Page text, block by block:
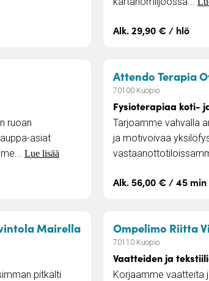
Alk. 29,90 € / hlö
Kaupat Nouto
ruoan
asiat
Lue lisää
Attendo Terapia
70100 Kuopio
Fysioterapiaa koti-
Tarjoamme vahvalla
ja motivoivaa
Alk. 56,00 € / 45 min
Mairella– Kotiruokapalvelu
pitkälti
Ompelimo Riitta
70110 Kuopio
Vaatteiden ja
Korjaamme vaatteita